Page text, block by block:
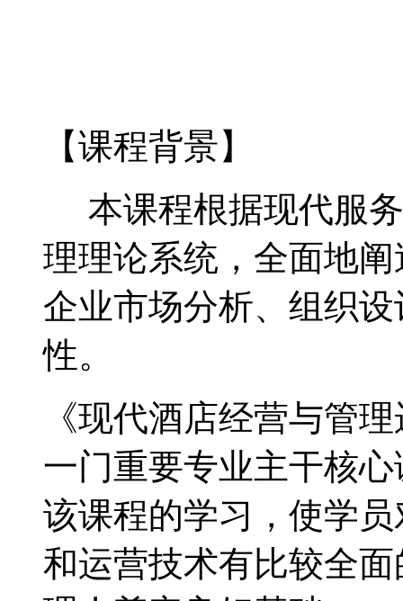
【课程背景】
本课程根据现代服
理理论系统，全面地
企业市场分析、组织
性。
《现代酒店经营与管
一门重要专业主干核
该课程的学习，使学
和运营技术有比较全